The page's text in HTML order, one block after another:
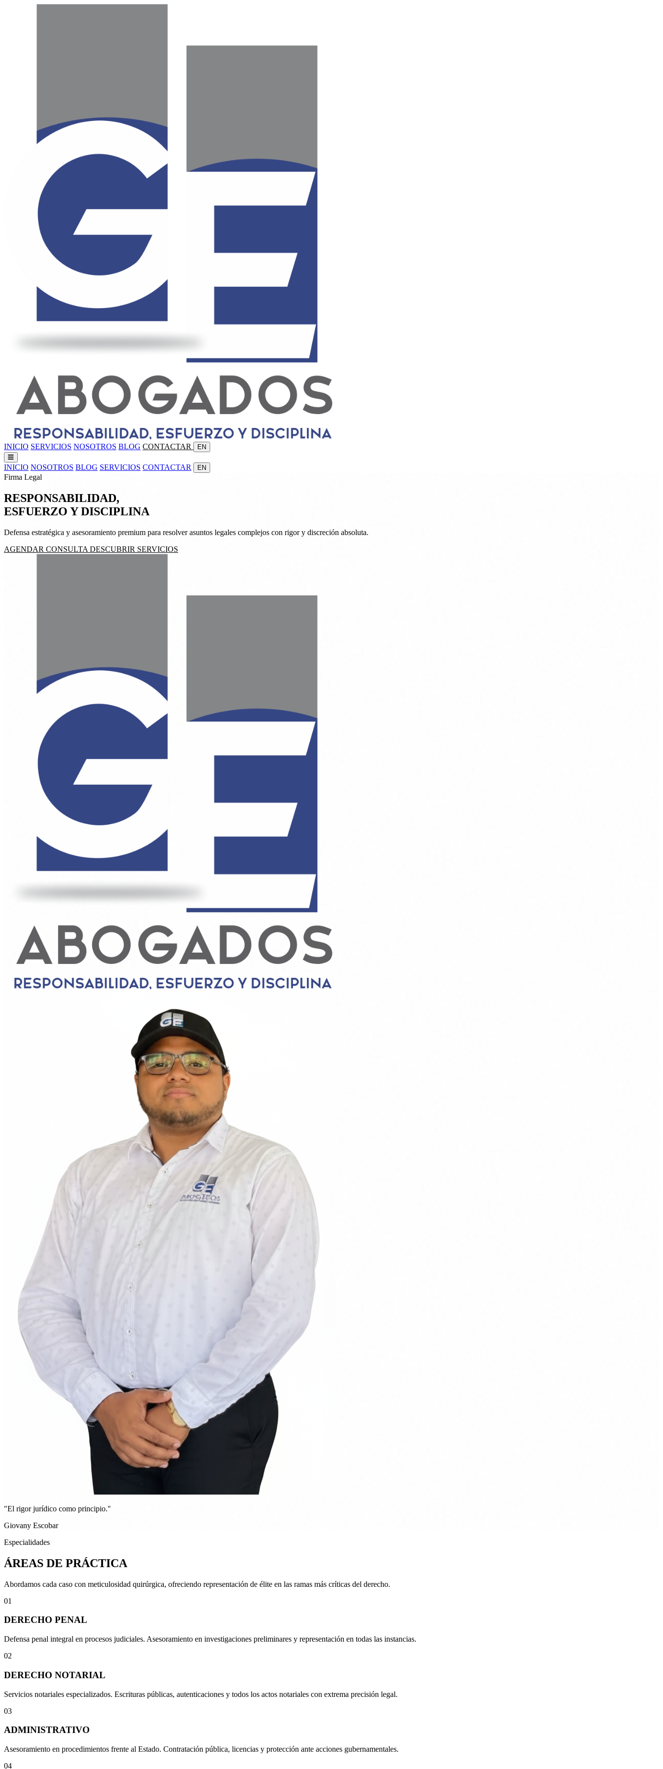
INICIO SERVICIOS NOSOTROS BLOG CONTACTAR EN
INICIO NOSOTROS BLOG SERVICIOS CONTACTAR EN
Firma Legal
RESPONSABILIDAD,
ESFUERZO YDISCIPLINA
Defensa estratégica y asesoramiento premium para resolver asuntos legales complejos con rigor y discreción absoluta.
AGENDAR CONSULTA DESCUBRIR SERVICIOS
"El rigor jurídico como principio."
Giovany Escobar
Especialidades
ÁREAS DE PRÁCTICA
Abordamos cada caso con meticulosidad quirúrgica, ofreciendo representación de élite en las ramas más críticas del derecho.
01
DERECHO PENAL
Defensa penal integral en procesos judiciales. Asesoramiento en investigaciones preliminares y representación en todas las instancias.
02
DERECHO NOTARIAL
Servicios notariales especializados. Escrituras públicas, autenticaciones y todos los actos notariales con extrema precisión legal.
03
ADMINISTRATIVO
Asesoramiento en procedimientos frente al Estado. Contratación pública, licencias y protección ante acciones gubernamentales.
04